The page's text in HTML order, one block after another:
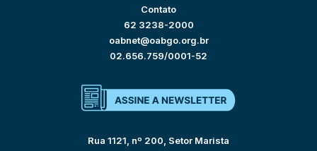
Contato
62 3238-2000
oabnet@oabgo.org.br
02.656.759/0001-52
Rua 1121, nº 200, Setor Marista